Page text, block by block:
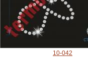
10-042